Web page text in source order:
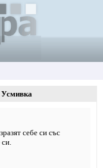
Усмивка
себе си със
си.